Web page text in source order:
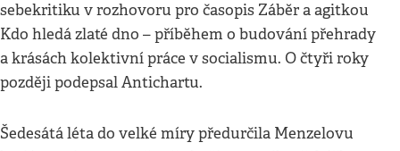
sebekritiku v rozhovoru pro časopis Záběr a agitkou
Kdo hledá zlaté dno – příběhem o budování přehrady
a krásách kolektivní práce v socialismu. O čtyři roky
později podepsal Antichartu.
Šedesátá léta do velké míry předurčila Menzelovu